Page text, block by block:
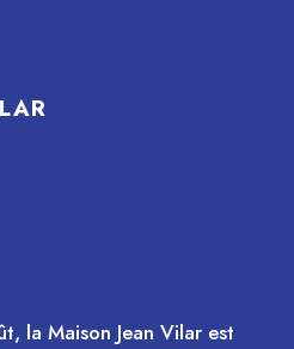
la Maison Jean Vilar est